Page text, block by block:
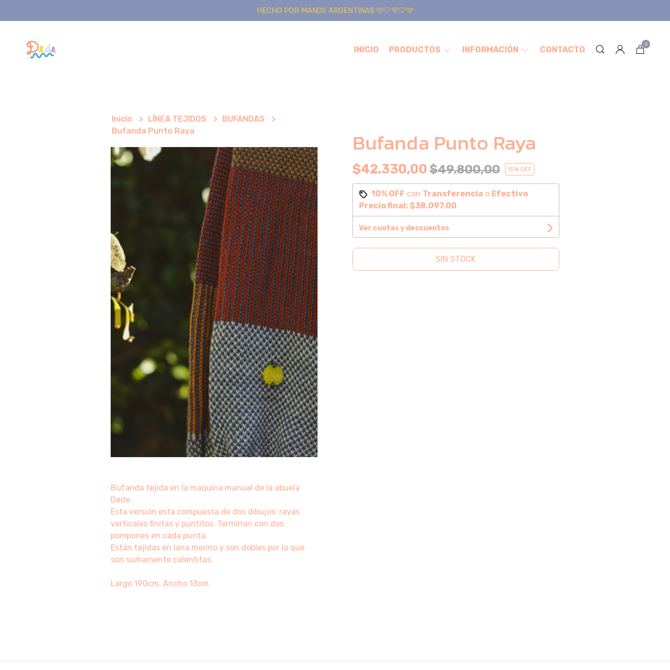
HECHO POR MANOS ARGENTINAS 🩵🤍💛🤍🩵
INICIO PRODUCTOS INFORMACIÓN CONTACTO
0
Inicio LÍNEA TEJIDOS
BUFANDAS
Bufanda Punto Raya
Bufanda tejida en la maquina manual de la abuela
Dede.
Esta versión esta compuesta de dos dibujos: rayas
verticales finitas y puntitos. Terminan con dos
pompones en cada punta.
Están tejidas en lana merino y son dobles por lo que
son sumamente calentitas.
Largo 190cm, Ancho 13cm.
Bufanda Punto Raya
$42.330,00 $49.800,00 15% OFF
10% OFF con Transferencia o Efectivo
Precio final: $38.097,00
Ver cuotas y descuentos
SIN STOCK